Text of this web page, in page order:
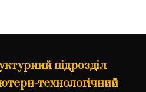
підрозділ
технологічний